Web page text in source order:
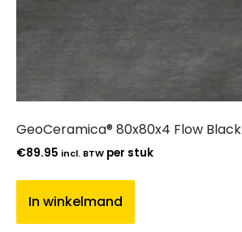
GeoCeramica® 80x80x4 Flow Black
€89.95 incl. BTW per stuk
In winkelmand